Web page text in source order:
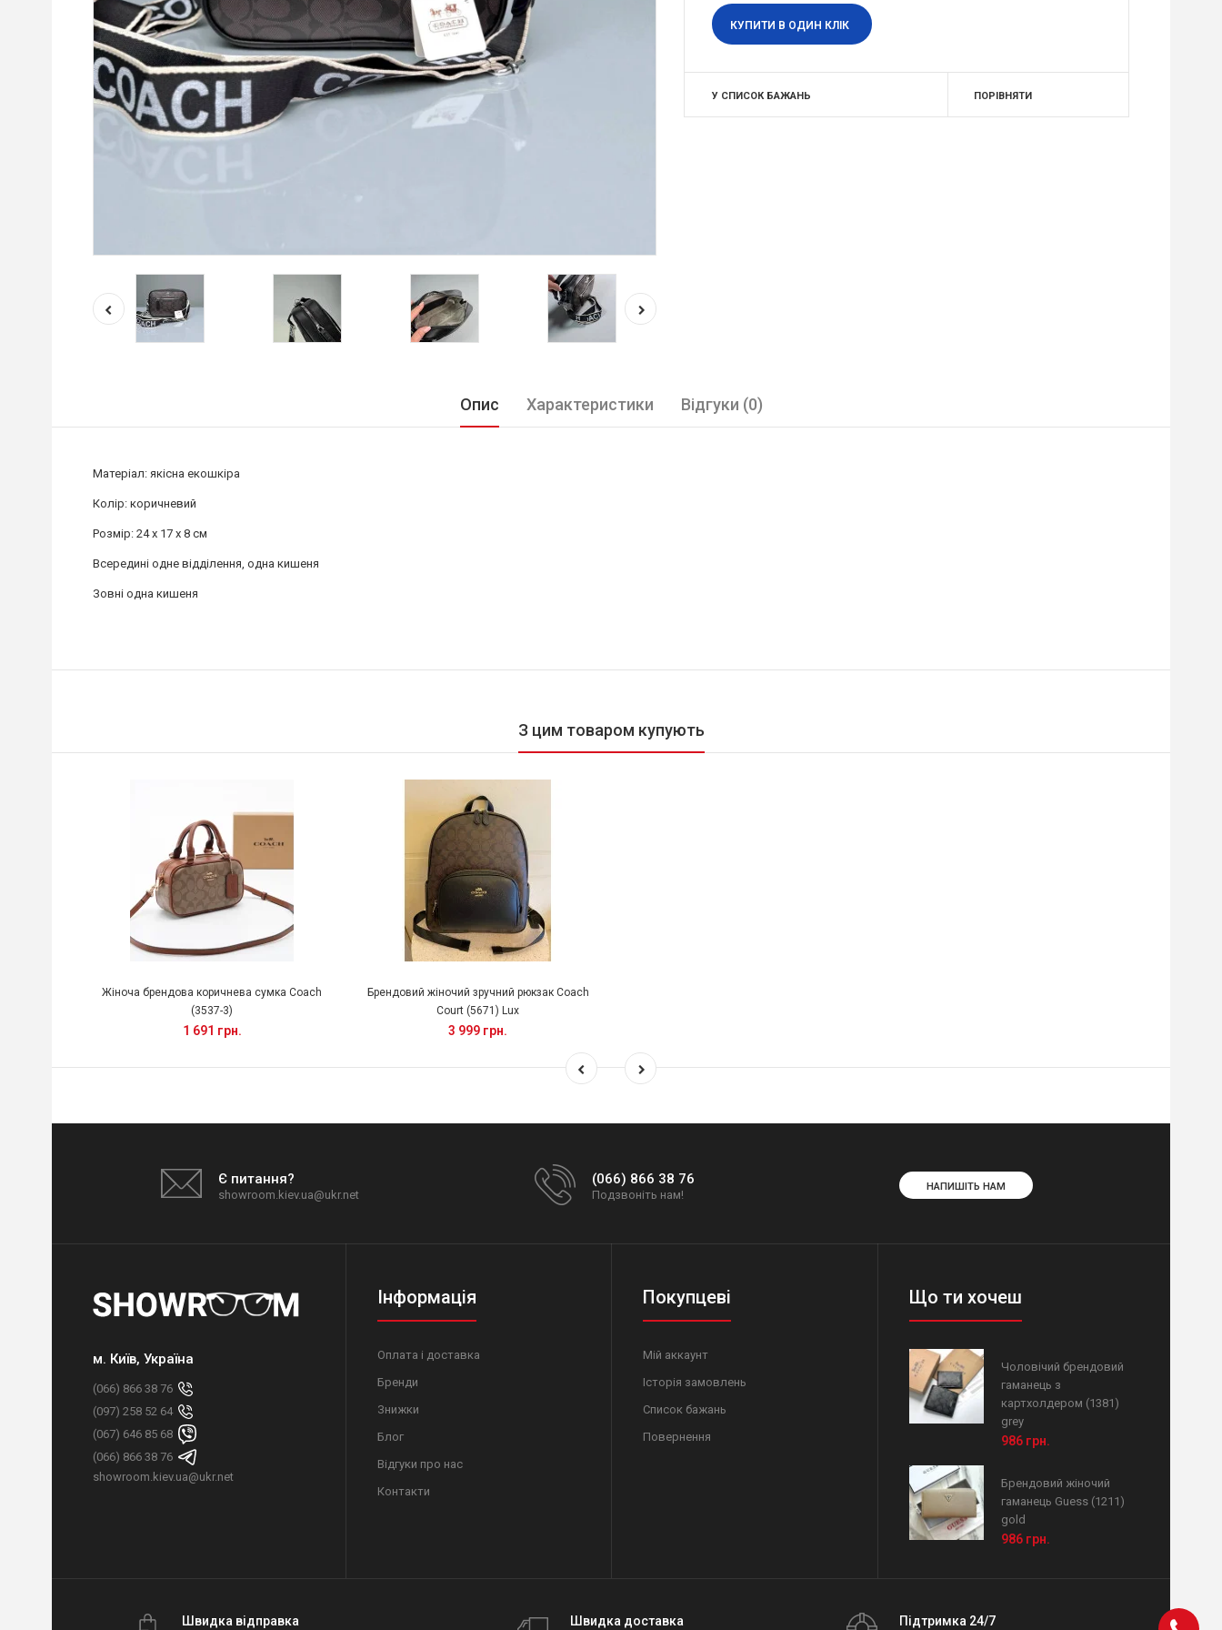
КУПИТИ В ОДИН КЛІК
У СПИСОК БАЖАНЬ ПОРІВНЯТИ
Опис Характеристики Відгуки (0)
Матеріал: якісна екошкіра
Колір: коричневий
Розмір: 24 x 17 x 8 см
Всередині одне відділення, одна кишеня
Зовні одна кишеня
З цим товаром купують
Жіноча брендова коричнева сумка Coach
(3537-3)
1 691 грн.
Брендовий жіночий зручний рюкзак Coach
Court (5671) Lux
3 999 грн.
Є питання?
showroom.kiev.ua@ukr.net
(066) 866 38 76
Подзвоніть нам!
НАПИШІТЬ НАМ
м. Київ, Україна
(066) 866 38 76
(097) 258 52 64
(067) 646 85 68
(066) 866 38 76
showroom.kiev.ua@ukr.net
Інформація
Оплата і доставка
Бренди
Знижки
Блог
Відгуки про нас
Контакти
Покупцеві
Мій аккаунт
Історія замовлень
Список бажань
Повернення
Що ти хочеш
Чоловічий брендовий
гаманець з
картхолдером (1381)
grey
986 грн.
Брендовий жіночий
гаманець Guess (1211)
gold
986 грн.
Швидка відправка Швидка доставка Підтримка 24/7